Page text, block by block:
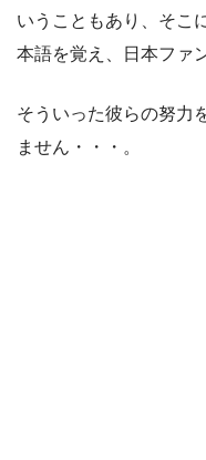
いうこともあり、そこ
本語を覚え、日本ファ
そういった彼らの努力
ません・・・。